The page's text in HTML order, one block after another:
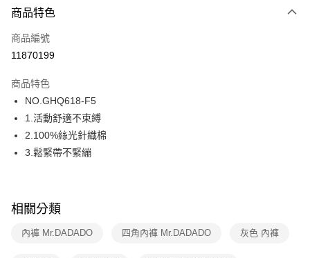
LINE Pay
街口支付
運送方式
全家取貨付款
每筆NT$80，滿NT$1,000(含以上)免運費
7-11取貨付款
每筆NT$80，滿NT$1,000(含以上)免運費
商品特色
商品編號
11870199
商品特色
NO.GHQ618-F5
1.活動舒適不束縛
2.100%絲光針織棉
3.鬆緊帶不緊繃
相關分類
內褲 Mr.DADADO 四角內褲 Mr.DADADO 灰色 內褲